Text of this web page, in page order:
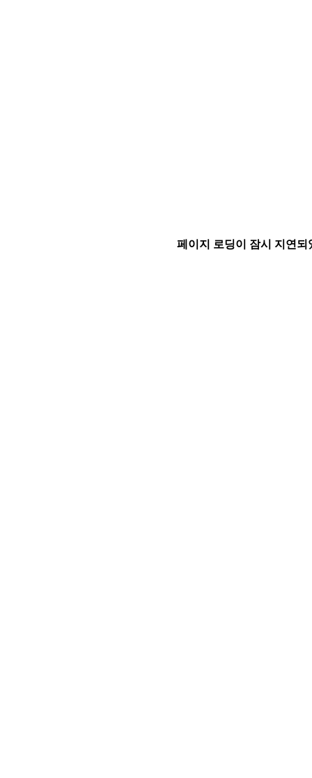
페이지 로딩이 잠시 지연